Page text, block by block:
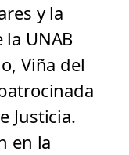
y la
UNAB
Viña del
Justicia.
en la